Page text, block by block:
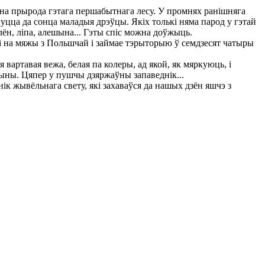
прырода гэтага першабытнага лесу. У промнях ранішняга
да сонца маладыя дрэўцы. Якіх толькі няма парод у гэтай
ліпа, алешына... Гэты спіс можна доўжыць.
на мяжы з Польшчай і займае тэрыторыю ў семдзесят чатыры
вежа, белая па колеры, ад якой, як мяркуюць, і
Цяпер у пушчы дзяржаўны запаведнік...
жывёльнага свету, які захаваўся да нашых дзён яшчэ з